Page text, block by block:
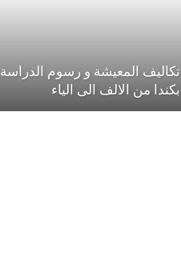
تكاليف المعيشة و رسوم الدراسة
بكندا من الالف الى الياء